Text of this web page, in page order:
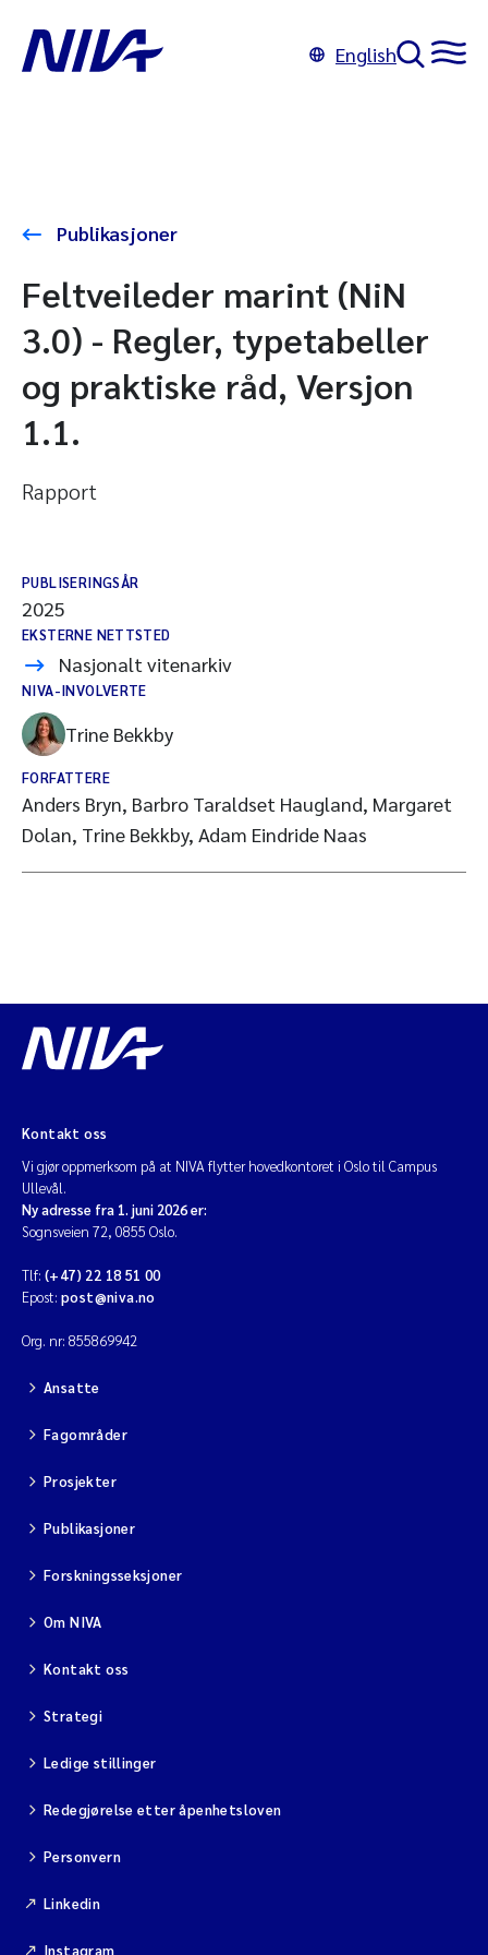
English
Publikasjoner
Feltveileder marint (NiN
3.0) - Regler, typetabeller
og praktiske råd, Versjon
1.1.
Rapport
PUBLISERINGSÅR
2025
EKSTERNE NETTSTED
Nasjonalt vitenarkiv
NIVA-INVOLVERTE
Trine Bekkby
FORFATTERE
Anders Bryn, Barbro Taraldset Haugland, Margaret
Dolan, Trine Bekkby, Adam Eindride Naas
Kontakt oss
Vi gjør oppmerksom på at NIVA flytter hovedkontoret i Oslo til Campus
Ullevål.
Ny adresse fra 1. juni 2026 er:
Sognsveien 72, 0855 Oslo.
Tlf: (+47) 22 18 51 00
Epost: post@niva.no
Org. nr: 855869942
Ansatte
Fagområder
Prosjekter
Publikasjoner
Forskningsseksjoner
Om NIVA
Kontakt oss
Strategi
Ledige stillinger
Redegjørelse etter åpenhetsloven
Personvern
Linkedin
Instagram